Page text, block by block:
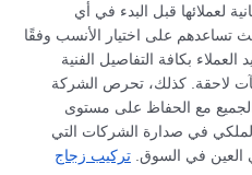
لعملائها قبل البدء في أي
على اختيار الأنسب وفقًا
العملاء بكافة التفاصيل الفنية
لاحقة. كذلك، تحرص الشركة
مع الحفاظ على مستوى
في صدارة الشركات التي
العين في السوق.تركيب زجاج